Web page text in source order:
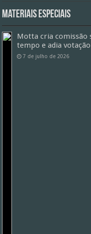
Materiais especiais
Motta cria comissão
tempo e adia
7 de julho de 2026